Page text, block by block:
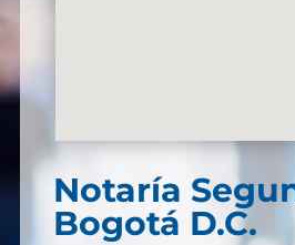
Notaría
Bogotá D.C.